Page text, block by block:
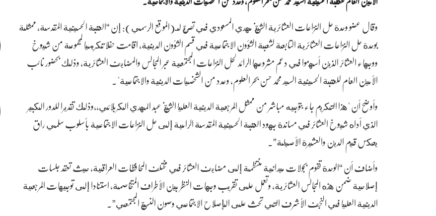
وقال عضو وحدة حل النزاعات العشائرية الشيخ مهدي المسعودي في تصريح لـ(الموقع الرسمي): إن “العتبة الحسينية المقدسة، ممثلة
بوحدة حل النزاعات العشائرية التابعة لشعبة الشؤون الاجتماعية في قسم الشؤون الدينية، اقامت حفلا تكريميا لمجموعة من شيوخ
ووجهاء العشائر الذين أسهموا في دعم مشروعها الرائد لحل النزاعات المجتمعية عبر المجالس والمضايف العشائرية، وذلك بحضور نائب
الأمين العام للعتبة الحسينية السيد محمد حسن بحر العلوم، وعدد من الشخصيات الدينية والاجتماعية".
وأوضح أن "هذا التكريم جاء بتوجيه مباشر من ممثل المرجعية الدينية العليا الشيخ عبد المهدي الكربلائي،،وذلك تقديرا للدور الكبير
الذي أداه شيوخ العشائر في مساندة جهود العتبة الحسينية المقدسة الرامية إلى حل النزاعات الاجتماعية بأسلوب سلمي راق
يعكس قيم الدين والعشيرة الأصيلة”.
وأضاف أن “الوحدة تقوم بجولات ميدانية منتظمة إلى مضايف العشائر في مختلف المحافظات العراقية، حيث تعقد جلسات
إصلاحية ضمن هذه المجالس العشائرية، وتعمل على تقريب وجهات النظر بين الأطراف المتخاصمة، استنادا إلى توجيهات المرجعية
الدينية العليا في النجف الأشرف التي تحث على الإصلاح الاجتماعي وصون النسيج المجتمعي”.